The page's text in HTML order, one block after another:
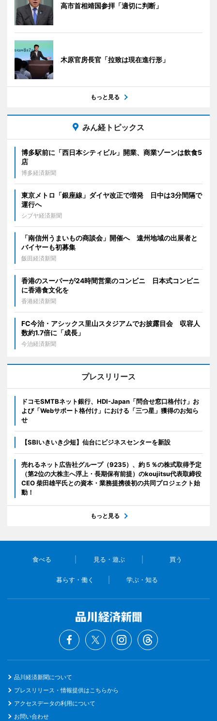
高市首相靖国参拝「適切に判断」
木原官房長官「拉致は現在進行形」
もっと見る
みん経トピックス
博多駅前に「西日本シティビル」開業、商業ゾーンは飲食5
店
博多経済新聞
東京メトロ「銀座線」ダイヤ改正で増発 日中は3分間隔で
運行へ
シブヤ経済新聞
「南信州うまいもの商談会」開催へ 遠州地域の出展者と
バイヤーも初募集
飯田経済新聞
香港のスーパーが24時間営業のコンビニ 日本式コンビニ
に香港食文化を
香港経済新聞
FC今治・アシックス里山スタジアムでお披露目会 収容人
数約1.7倍に「成長」
今治経済新聞
プレスリリース
ドコモSMTBネット銀行、HDI-Japan「問合せ窓口格付け」お
よび「Webサポート格付け」における「三つ星」獲得のお知ら
せ
【SBIいきいき少短】仙台にビジネスセンターを新設
売れるネット広告社グループ（9235）、約５％の株式取得予定
（第2位の大株主へ浮上・長期保有前提）のkoujitsu代表取締役
CEO 柴田雄平氏との資本・業務提携後初の共同プロジェクト始
動！
もっと見る
食べる 見る・遊ぶ 買う
暮らす・働く 学ぶ・知る
品川経済新聞について
プレスリリース・情報提供はこちらから
アクセスデータの利用について
お問い合わせ